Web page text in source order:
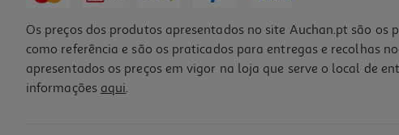
Os preços dos produtos apresentados no site Auchan.pt são
como referência e são os praticados para entregas e recolhas
apresentados os preços em vigor na loja que serve o local de
informações aqui.